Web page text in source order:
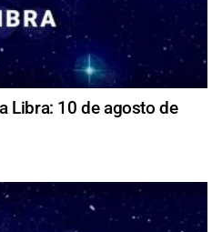
Libra: 10 de agosto de